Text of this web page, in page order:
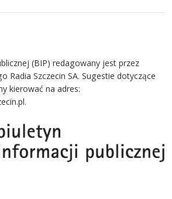
(BIP) redagowany jest przez
Radia Szczecin SA. Sugestie dotyczące
kierować na adres: